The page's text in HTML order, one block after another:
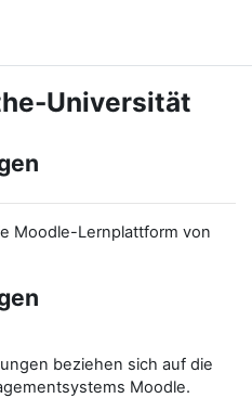
Universität
Moodle-Lernplattform von
beziehen sich auf die
Moodle.